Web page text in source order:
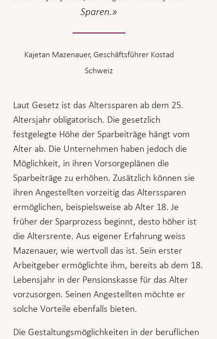
Sparen.
Kajetan Mazenauer, Geschäftsführer Kostad
Schweiz
Laut Gesetz ist das Alterssparen ab dem 25.
Altersjahr obligatorisch. Die gesetzlich
festgelegte Höhe der Sparbeiträge hängt vom
Alter ab. Die Unternehmen haben jedoch die
Möglichkeit, in ihren Vorsorgeplänen die
Sparbeiträge zu erhöhen. Zusätzlich können sie
ihren Angestellten vorzeitig das Alterssparen
ermöglichen, beispielsweise ab Alter 18. Je
früher der Sparprozess beginnt, desto höher ist
die Altersrente. Aus eigener Erfahrung weiss
Mazenauer, wie wertvoll das ist. Sein erster
Arbeitgeber ermöglichte ihm, bereits ab dem 18.
Lebensjahr in der Pensionskasse für das Alter
vorzusorgen. Seinen Angestellten möchte er
solche Vorteile ebenfalls bieten.
Die Gestaltungsmöglichkeiten in der beruflichen